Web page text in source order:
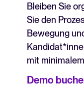
Bleiben Sie
Sie den
Bewegung
mit
Demo